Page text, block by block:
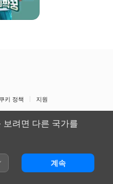
키 정책 지원
려면 다른 국가를
계속